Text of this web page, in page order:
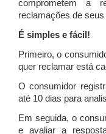
comprometem a
reclamações de
É simples e fácil!
Primeiro, o
quer reclamar está
O consumidor
até 10 dias para
Em seguida, o
e avaliar a